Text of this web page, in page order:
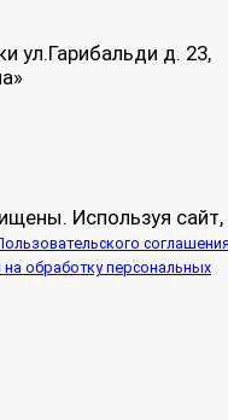
ул.Гарибальди д. 23,
Используя сайт,
на обработку персональных